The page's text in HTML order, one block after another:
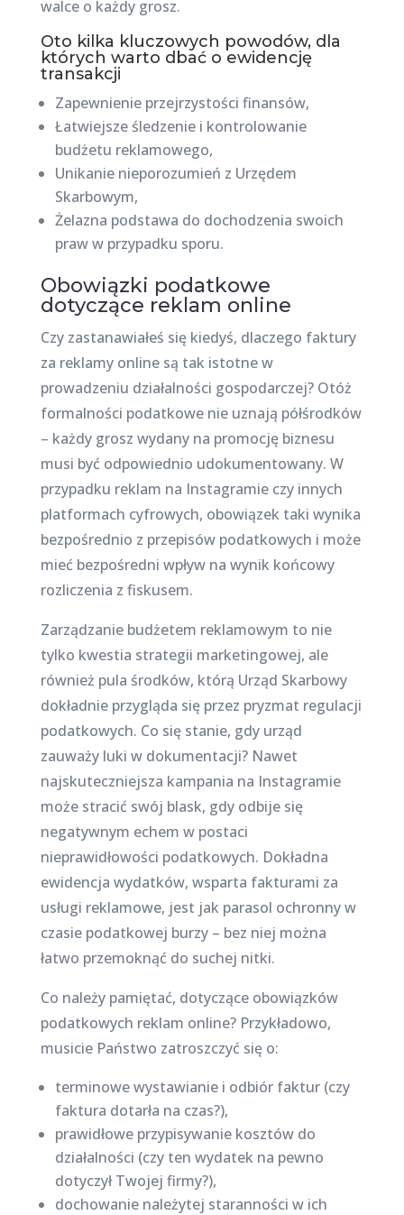
walce o każdy grosz.
Oto kilka kluczowych powodów, dla
których warto dbać o ewidencję
transakcji
Zapewnienie przejrzystości finansów,
Łatwiejsze śledzenie i kontrolowanie
budżetu reklamowego,
Unikanie nieporozumień z Urzędem
Skarbowym,
Żelazna podstawa do dochodzenia swoich
praw w przypadku sporu.
Obowiązki podatkowe
dotyczące reklam online
Czy zastanawiałeś się kiedyś, dlaczego faktury
za reklamy online są tak istotne w
prowadzeniu działalności gospodarczej? Otóż
formalności podatkowe nie uznają półśrodków
– każdy grosz wydany na promocję biznesu
musi być odpowiednio udokumentowany. W
przypadku reklam na Instagramie czy innych
platformach cyfrowych, obowiązek taki wynika
bezpośrednio z przepisów podatkowych i może
mieć bezpośredni wpływ na wynik końcowy
rozliczenia z fiskusem.
Zarządzanie budżetem reklamowym to nie
tylko kwestia strategii marketingowej, ale
również pula środków, którą Urząd Skarbowy
dokładnie przygląda się przez pryzmat regulacji
podatkowych. Co się stanie, gdy urząd
zauważy luki w dokumentacji? Nawet
najskuteczniejsza kampania na Instagramie
może stracić swój blask, gdy odbije się
negatywnym echem w postaci
nieprawidłowości podatkowych. Dokładna
ewidencja wydatków, wsparta fakturami za
usługi reklamowe, jest jak parasol ochronny w
czasie podatkowej burzy – bez niej można
łatwo przemoknąć do suchej nitki.
Co należy pamiętać, dotyczące obowiązków
podatkowych reklam online? Przykładowo,
musicie Państwo zatroszczyć się o:
terminowe wystawianie i odbiór faktur (czy
faktura dotarła na czas?),
prawidłowe przypisywanie kosztów do
działalności (czy ten wydatek na pewno
dotyczył Twojej firmy?),
dochowanie należytej staranności w ich